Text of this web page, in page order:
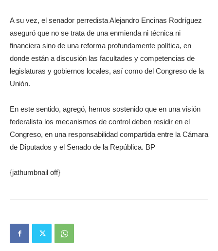
A su vez, el senador perredista Alejandro Encinas Rodríguez
aseguró que no se trata de una enmienda ni técnica ni
financiera sino de una reforma profundamente política, en
donde están a discusión las facultades y competencias de
legislaturas y gobiernos locales, así como del Congreso de la
Unión.
En este sentido, agregó, hemos sostenido que en una visión
federalista los mecanismos de control deben residir en el
Congreso, en una responsabilidad compartida entre la Cámara
de Diputados y el Senado de la República. BP
{jathumbnail off}